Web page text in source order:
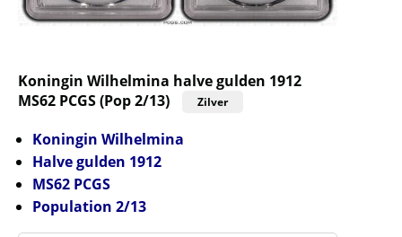
Koningin Wilhelmina halve gulden 1912
MS62 PCGS (Pop 2/13)
Zilver
Koningin Wilhelmina
Halve gulden 1912
MS62 PCGS
Population 2/13